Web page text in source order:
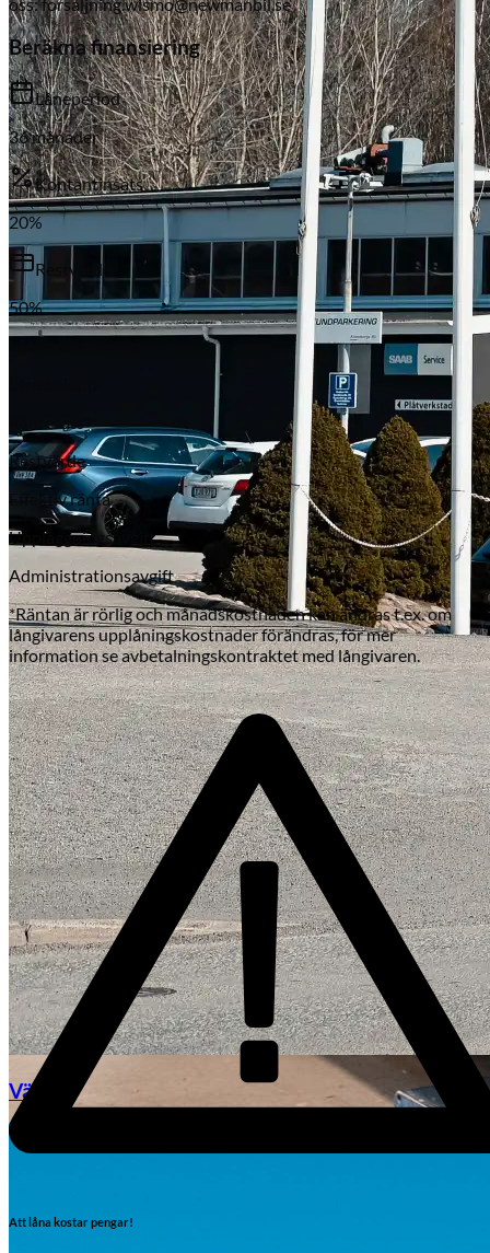
Subaru
Byte av vindruta
Växjö
Beräkna finansiering
Låneperiod
36månader
Kontantinsats
20%
Restvärde
50%
Räntesats*
Restvärde
Effektiv ränta
Uppläggningsavgift
Administrationsavgift
*Räntan är rörlig och månadskostnaden kan ändras t.ex. om
långivarens upplåningskostnader förändras, för mer
information se avbetalningskontraktet med långivaren.
Att låna kostar pengar!